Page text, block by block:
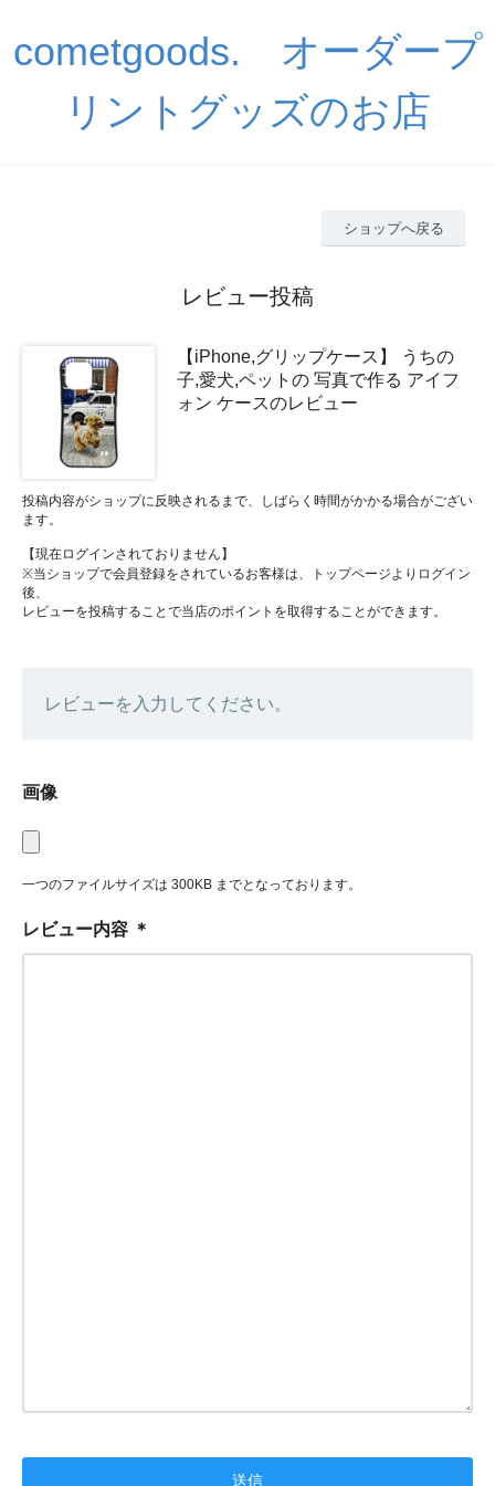
cometgoods. オーダープ
リントグッズのお店
ショップへ戻る
レビュー投稿
【iPhone,グリップケース】 うちの
子,愛犬,ペットの 写真で作る アイフ
ォン ケースのレビュー
投稿内容がショップに反映されるまで、しばらく時間がかかる場合がござい
ます。
【現在ログインされておりません】
※当ショップで会員登録をされているお客様は、トップページよりログイン
後、
レビューを投稿することで当店のポイントを取得することができます。
レビューを入力してください。
画像
一つのファイルサイズは 300KB までとなっております。
レビュー内容 ＊